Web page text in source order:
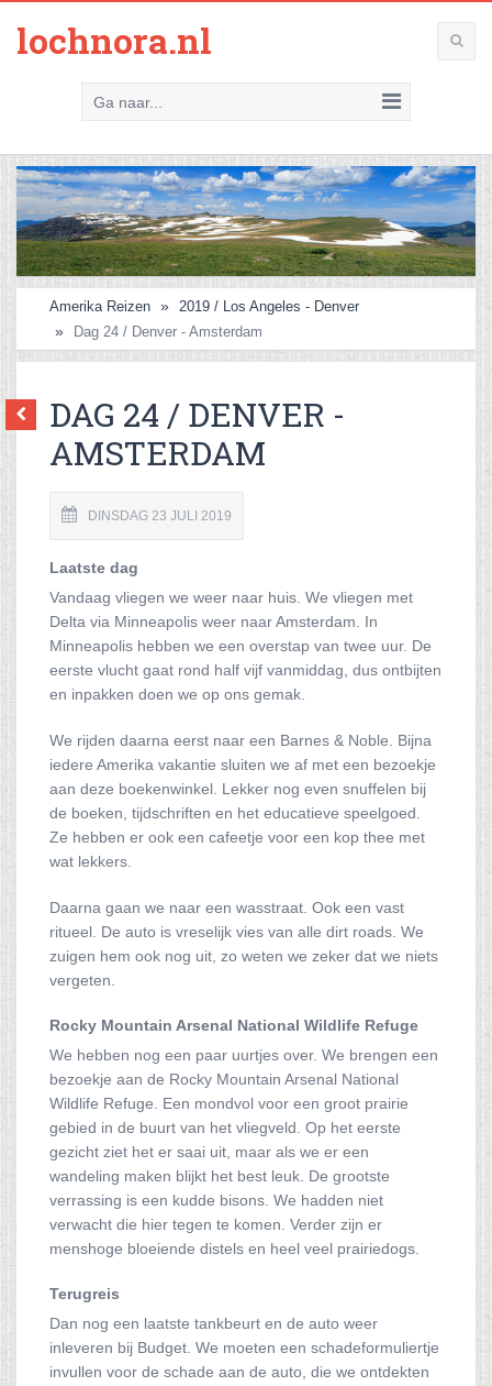
lochnora.nl
Ga naar...
Amerika Reizen
2019 / Los Angeles - Denver
Dag 24 / Denver - Amsterdam
DAG 24 / DENVER -
AMSTERDAM
DINSDAG 23 JULI 2019
Laatste dag
Vandaag vliegen we weer naar huis. We vliegen met
Delta via Minneapolis weer naar Amsterdam. In
Minneapolis hebben we een overstap van twee uur. De
eerste vlucht gaat rond half vijf vanmiddag, dus ontbijten
en inpakken doen we op ons gemak.
We rijden daarna eerst naar een Barnes & Noble. Bijna
iedere Amerika vakantie sluiten we af met een bezoekje
aan deze boekenwinkel. Lekker nog even snuffelen bij
de boeken, tijdschriften en het educatieve speelgoed.
Ze hebben er ook een cafeetje voor een kop thee met
wat lekkers.
Daarna gaan we naar een wasstraat. Ook een vast
ritueel. De auto is vreselijk vies van alle dirt roads. We
zuigen hem ook nog uit, zo weten we zeker dat we niets
vergeten.
Rocky Mountain Arsenal National Wildlife Refuge
We hebben nog een paar uurtjes over. We brengen een
bezoekje aan de Rocky Mountain Arsenal National
Wildlife Refuge. Een mondvol voor een groot prairie
gebied in de buurt van het vliegveld. Op het eerste
gezicht ziet het er saai uit, maar als we er een
wandeling maken blijkt het best leuk. De grootste
verrassing is een kudde bisons. We hadden niet
verwacht die hier tegen te komen. Verder zijn er
menshoge bloeiende distels en heel veel prairiedogs.
Terugreis
Dan nog een laatste tankbeurt en de auto weer
inleveren bij Budget. We moeten een schadeformuliertje
invullen voor de schade aan de auto, die we ontdekten